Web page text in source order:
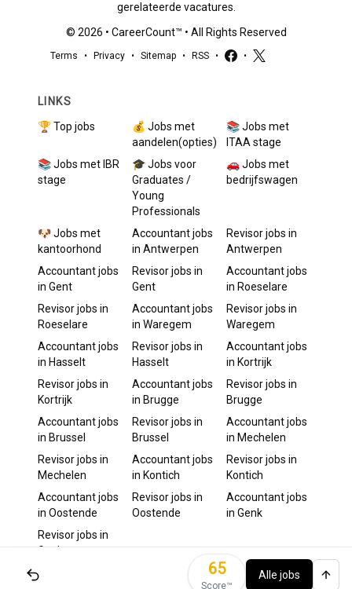
65
Score™️
Alle jobs
gerelateerde vacatures.
© 2026 • CareerCount™ • All Rights Reserved
Terms • Privacy • Sitemap • RSS • •
LINKS
🏆 Top jobs
💰 Jobs met
aandelen(opties)
📚 Jobs met
ITAA stage
📚 Jobs met IBR
stage
🎓 Jobs voor
Graduates /
Young
Professionals
🚗 Jobs met
bedrijfswagen
🐶 Jobs met
kantoorhond
Accountantjobs
in Antwerpen
Revisorjobs in
Antwerpen
Accountantjobs
in Gent
Revisorjobs in
Gent
Accountantjobs
in Roeselare
Revisorjobs in
Roeselare
Accountantjobs
in Waregem
Revisorjobs in
Waregem
Accountantjobs
in Hasselt
Revisorjobs in
Hasselt
Accountantjobs
in Kortrijk
Revisorjobs in
Kortrijk
Accountantjobs
in Brugge
Revisorjobs in
Brugge
Accountantjobs
in Brussel
Revisorjobs in
Brussel
Accountantjobs
in Mechelen
Revisorjobs in
Mechelen
Accountantjobs
in Kontich
Revisorjobs in
Kontich
Accountantjobs
in Oostende
Revisorjobs in
Oostende
Accountantjobs
in Genk
Revisorjobs in
Genk